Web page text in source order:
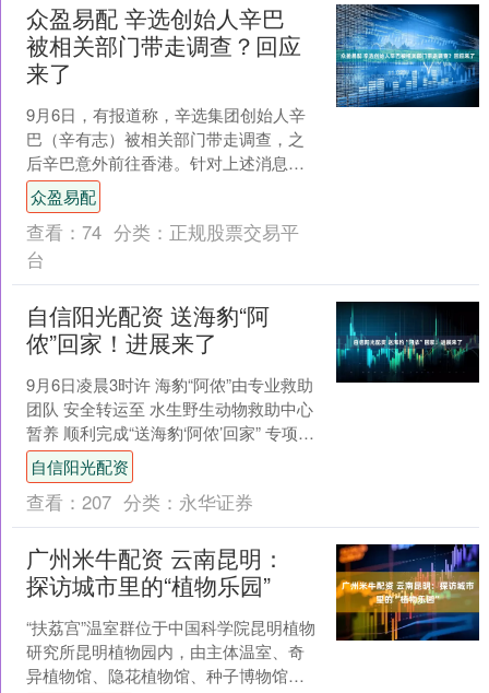
众盈易配 辛选创始人辛巴
被相关部门带走调查？回应
来了
9月6日，有报道称，辛选集团创始人辛
巴（辛有志）被相关部门带走调查，之
后辛巴意外前往香港。针对上述消息，
辛选集团相关人士回应称：不属实。
（每经） 发布于：上海....
众盈易配
查看： 74 分类： 正规股票交易平
台
自信阳光配资 送海豹“阿
侬”回家！进展来了
9月6日凌晨3时许 海豹“阿侬”由专业救助
团队 安全转运至 水生野生动物救助中心
暂养 顺利完成“送海豹‘阿侬’回家” 专项行
动的第一阶段 近期，一只被文昌当地
村....
自信阳光配资
查看： 207 分类： 永华证券
广州米牛配资 云南昆明：
探访城市里的“植物乐园”
“扶荔宫”温室群位于中国科学院昆明植物
研究所昆明植物园内，由主体温室、奇
异植物馆、隐花植物馆、种子博物馆、